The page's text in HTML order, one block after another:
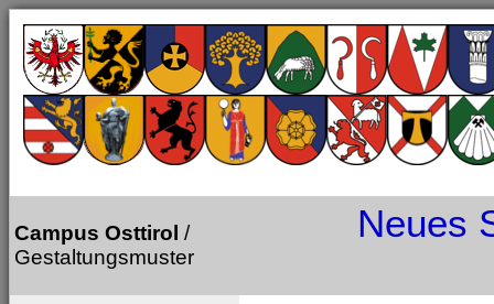
Campus Osttirol /
Gestaltungsmuster
Neues